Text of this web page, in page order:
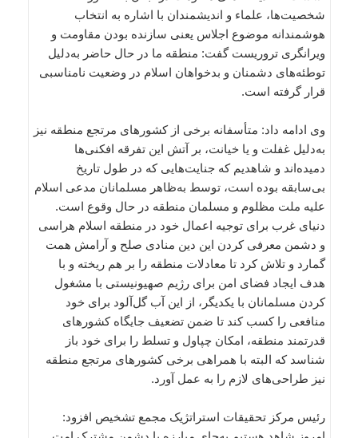
شخصیت‌ها، علماء و اندیشمندان با اشاره به انتخاب
هوشمندانه موضوع اجلاس یعنی سازنده بودن مقاومت و
ویرانگری تروریست گفت: منطقه ما در حال حاضر به‌دلیل
توطئه‌های دشمنان و بدخواهان اسلام در وضعیت نامناسبی
قرار گرفته است.
وی ادامه داد: متأسفانه برخی از کشورهای مرتجع منطقه نیز
به‌دلیل غفلت و یا خیانت، بر آتش این تفرقه افکنی‌ها
دمیده‌اند و شاهدیم که جنایت‌هایی که در طول تاریخ
بی‌سابقه بوده است، توسط به‌ظاهر مسلمانان مدعی اسلام
علیه ملت مظلوم و مسلمان منطقه در حال وقوع است.
دنیای غرب برای توجیه اعمال خود در منطقه اسلام هراسی
و دشمن معرفی کردن این دین منادی صلح و آرامش همت
گمارد و تلاش کرد تا معادلات منطقه را بر هم ریخته و با
هدف ایجاد فضای امن برای رژیم صهیونیستی با مشغول
کردن مسلمانان با یکدیگر، از این آب گل‌آلود برای خود
منافعی را کسب کند تا ضمن تضعیف جایگاه کشورهای
قدرتمند منطقه، امکان چپاول و تسلط را برای خود باز
شناسد که البته با همراهی برخی کشورهای مرتجع منطقه
نیز طراحی‌های لازم را به عمل آورد.
رئیس مرکز تحقیقات استراتژیک مجمع تشخیص افزود: